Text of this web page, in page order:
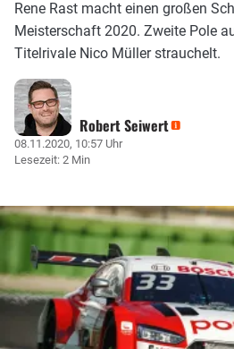
Rene Rast macht einen großen
Meisterschaft 2020. Zweite Pole
Titelrivale Nico Müller strauchelt.
Robert Seiwert
08.11.2020, 10:57 Uhr
Lesezeit: 2 Min